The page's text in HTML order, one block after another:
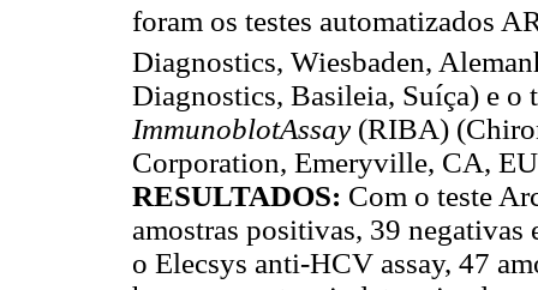
foram os testes automatizados
Diagnostics, Wiesbaden,
Diagnostics, Basileia, Suíça) e
ImmunoblotAssay (RIBA)
Corporation, Emeryville, CA,
RESULTADOS: Com o teste
amostras positivas, 39 negativas
o Elecsys anti-HCV assay, 47